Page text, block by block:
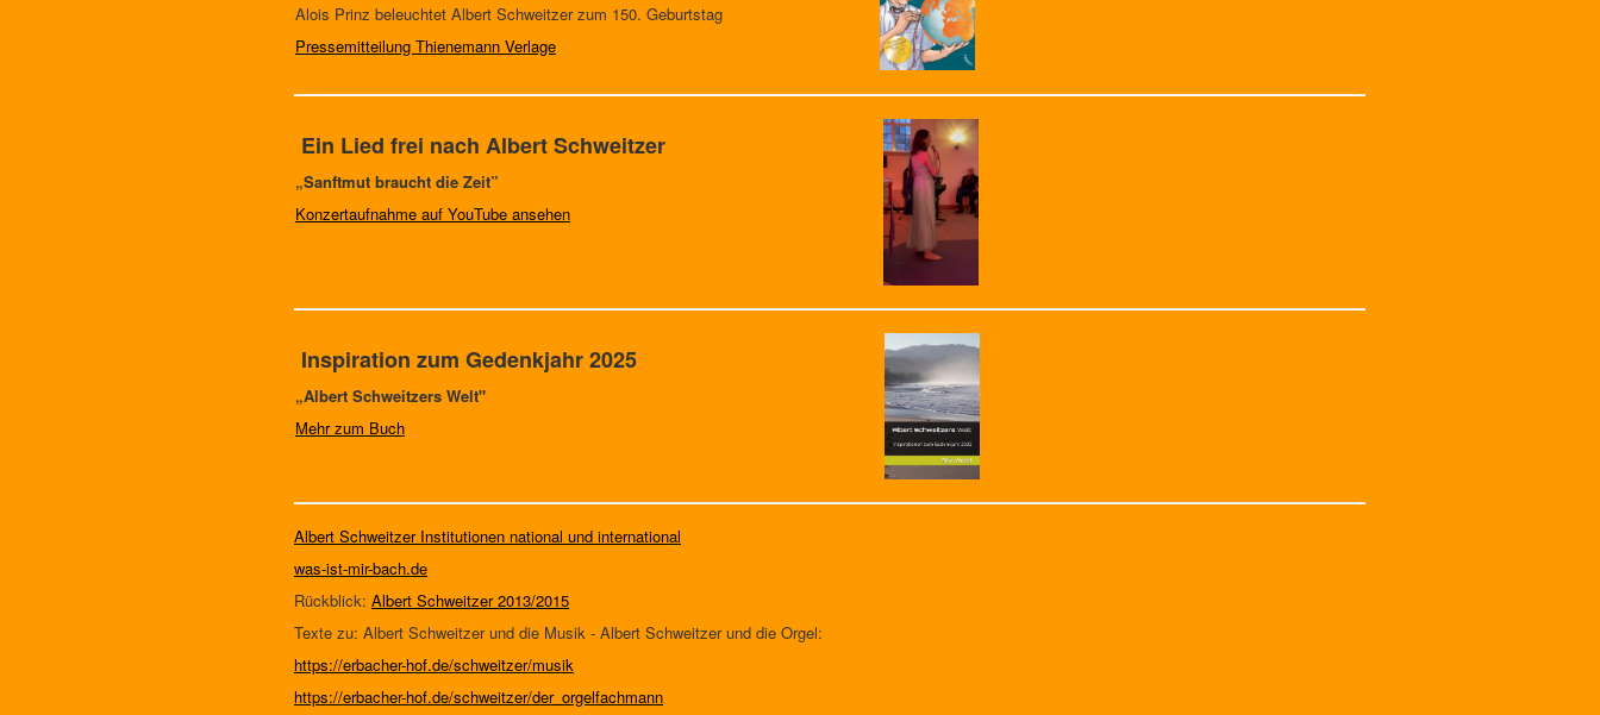
Alois Prinz beleuchtet Albert Schweitzer zum 150. Geburtstag
Pressemitteilung Thienemann Verlage
Ein Lied frei nach Albert Schweitzer
„Sanftmut braucht die Zeit”
Konzertaufnahme auf YouTube ansehen
Inspiration zum Gedenkjahr 2025
„Albert Schweitzers Welt"
Mehr zum Buch
Albert Schweitzer Institutionen national und international
was-ist-mir-bach.de
Rückblick: Albert Schweitzer 2013/2015
Texte zu: Albert Schweitzer und die Musik - Albert Schweitzer und die Orgel:
https://erbacher-hof.de/schweitzer/musik
https://erbacher-hof.de/schweitzer/der_orgelfachmann